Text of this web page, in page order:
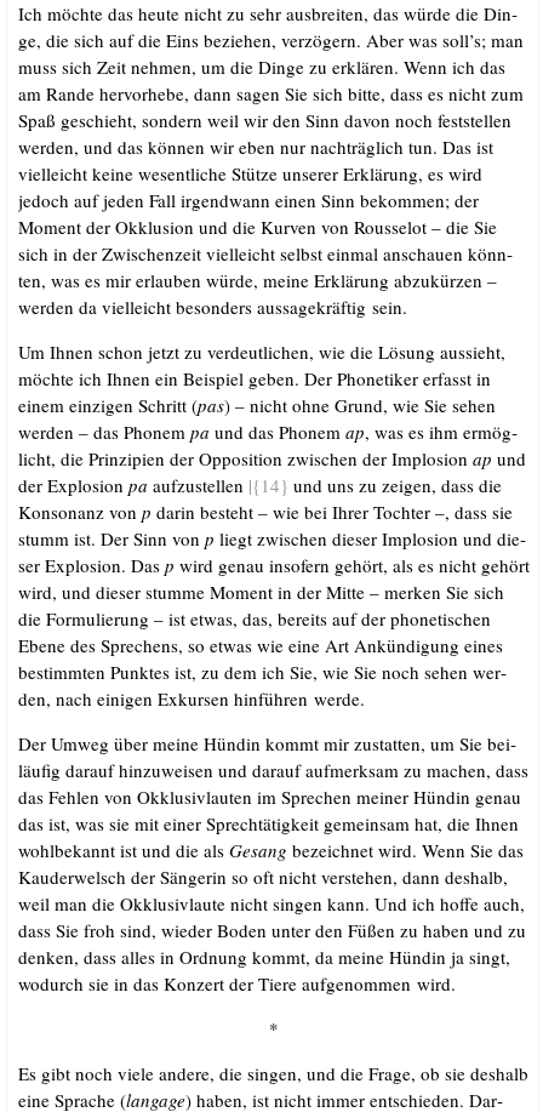
Ich möch­te das heu­te nicht zu sehr aus­brei­ten, das wür­de die Din­
ge, die sich auf die Eins bezie­hen, ver­zö­gern. Aber was soll’s; man
muss sich Zeit neh­men, um die Din­ge zu erklä­ren. Wenn ich das
am Ran­de her­vor­he­be, dann sagen Sie sich bit­te, dass es nicht zum
Spaß geschieht, son­dern weil wir den Sinn davon noch fest­stel­len
wer­den, und das kön­nen wir eben nur nach­träg­lich tun. Das ist
viel­leicht kei­ne wesent­li­che Stüt­ze unse­rer Erklä­rung, es wird
jedoch auf jeden Fall irgend­wann einen Sinn bekom­men; der
Moment der Okklu­si­on und die Kur­ven von Rous­se­lot – die Sie
sich in der Zwi­schen­zeit viel­leicht selbst ein­mal anschau­en könn­
ten, was es mir erlau­ben wür­de, mei­ne Erklä­rung abzu­kür­zen –
wer­den da viel­leicht beson­ders aus­sa­ge­kräf­tig sein.
Um Ihnen schon jetzt zu ver­deut­li­chen, wie die Lösung aus­sieht,
möch­te ich Ihnen ein Bei­spiel geben. Der Pho­ne­ti­ker erfasst in
einem ein­zi­gen Schritt (pas) – nicht ohne Grund, wie Sie sehen
wer­den – das Pho­nem pa und das Pho­nem ap, was es ihm ermög­
licht, die Prin­zi­pi­en der Oppo­si­ti­on zwi­schen der Implo­si­on ap und
der Explo­si­on pa auf­zu­stel­len |{14} und uns zu zei­gen, dass die
Kon­so­nanz von p dar­in besteht – wie bei Ihrer Toch­ter –, dass sie
stumm ist. Der Sinn von p liegt zwi­schen die­ser Implo­si­on und die­
ser Explo­si­on. Das p wird genau inso­fern gehört, als es nicht gehört
wird, und die­ser stum­me Moment in der Mit­te – mer­ken Sie sich
die For­mu­lie­rung – ist etwas, das, bereits auf der pho­ne­ti­schen
Ebe­ne des Spre­chens, so etwas wie eine Art Ankün­di­gung eines
bestimm­ten Punk­tes ist, zu dem ich Sie, wie Sie noch sehen wer­
den, nach eini­gen Exkur­sen hin­füh­ren werde.
Der Umweg über mei­ne Hün­din kommt mir zustat­ten, um Sie bei­
läu­fig dar­auf hin­zu­wei­sen und dar­auf auf­merk­sam zu machen, dass
das Feh­len von Okklu­siv­lau­ten im Spre­chen mei­ner Hün­din genau
das ist, was sie mit einer Sprech­tä­tig­keit gemein­sam hat, die Ihnen
wohl­be­kannt ist und die als Gesang bezeich­net wird. Wenn Sie das
Kau­der­welsch der Sän­ge­rin so oft nicht ver­ste­hen, dann des­halb,
weil man die Okklu­siv­lau­te nicht sin­gen kann. Und ich hof­fe auch,
dass Sie froh sind, wie­der Boden unter den Füßen zu haben und zu
den­ken, dass alles in Ord­nung kommt, da mei­ne Hün­din ja singt,
wodurch sie in das Kon­zert der Tie­re auf­ge­nom­men wird.
*
Es gibt noch vie­le ande­re, die sin­gen, und die Fra­ge, ob sie des­halb
eine Spra­che (lan­ga­ge) haben, ist nicht immer ent­schie­den. Dar­